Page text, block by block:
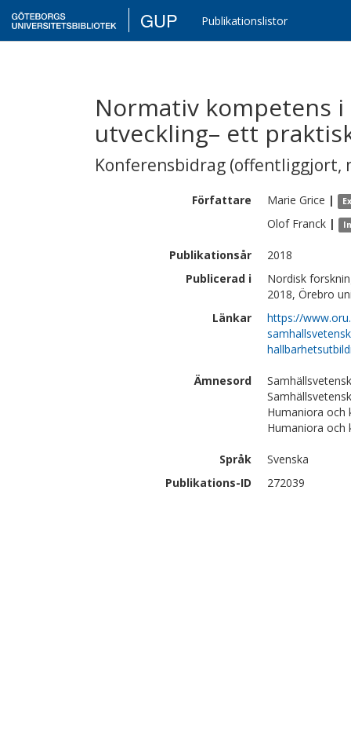
GUP Publikationslistor
Normativ kompetens
utveckling– ett
Konferensbidrag (offentliggjort,
Författare Marie Grice |
Olof Franck |
Publikationsår
2018
Publicerad i
Nordisk
2018, Örebro
Länkar
https://
Ämnesord
Humaniora
Humaniora
Språk
Svenska
Publikations-ID
272039